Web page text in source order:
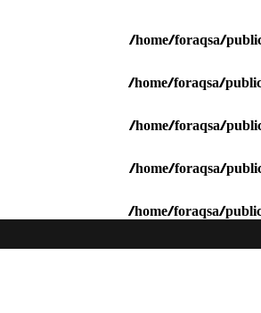
/home/foraqsa/
/home/foraqsa/
/home/foraqsa/
/home/foraqsa/
/home/foraqsa/